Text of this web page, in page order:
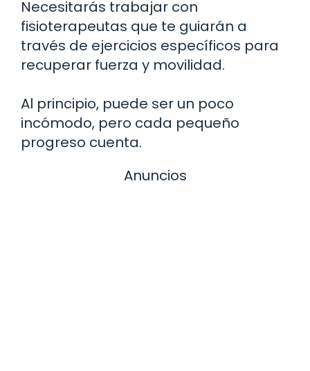
Necesitarás trabajar con
fisioterapeutas que te guiarán a
través de ejercicios específicos para
recuperar fuerza y movilidad.
Al principio, puede ser un poco
incómodo, pero cada pequeño
progreso cuenta.
Anuncios